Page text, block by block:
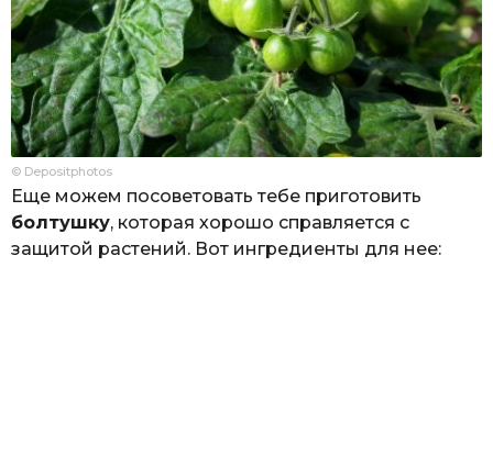
© Depositphotos
Еще можем посоветовать тебе приготовить
болтушку, которая хорошо справляется с
защитой растений. Вот ингредиенты для нее: